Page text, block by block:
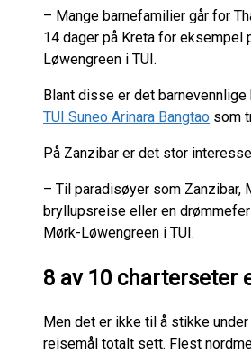
– Mange barnefamilier går for
14 dager på Kreta for eksempel
Løwengreen i TUI.
Blant disse er det
TUI Suneo Arinara Bangtao som
På Zanzibar er det stor
– Til paradisøyer som Zanzibar,
bryllupsreise eller en
Mørk-Løwengreen i TUI.
8 av 10 charterseter
Men det er ikke til å stikke
reisemål totalt sett. Flest